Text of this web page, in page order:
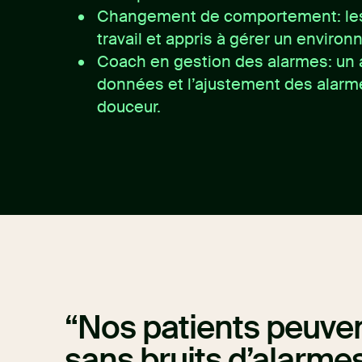
Changement de comportement:
travail et appris à gérer un
Coach en gestion des alarmes:
données et l’ajustement des
douceur.
Nos patients